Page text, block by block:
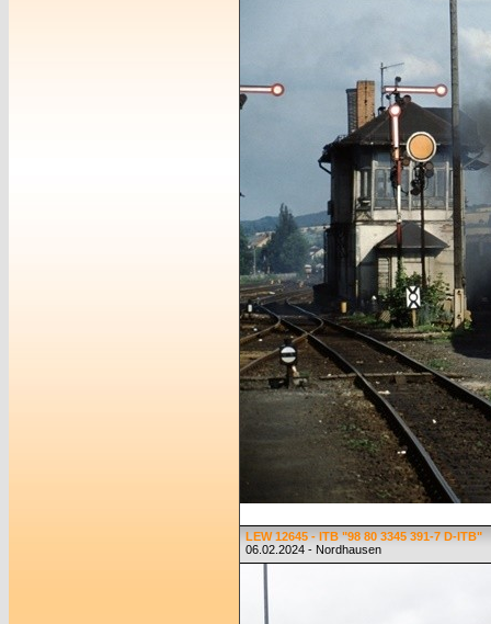
LEW 12645 - ITB "98 80 3345 391-7 D-ITB"
06.02.2024 - Nordhausen